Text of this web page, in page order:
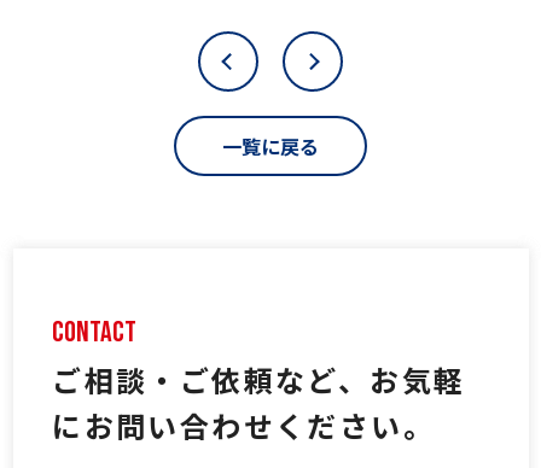
一覧に戻る
ご相談・ご依頼など、 お気軽
にお問い合わせください。